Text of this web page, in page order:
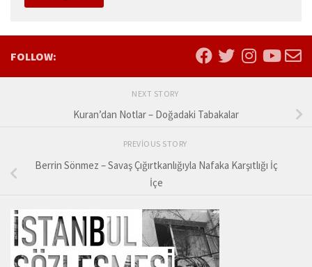
FOLLOW:
NEXT STORY
Kuran’dan Notlar – Doğadaki Tabakalar
PREVIOUS STORY
Berrin Sönmez – Savaş Çığırtkanlığıyla Nafaka Karşıtlığı İç
İçe